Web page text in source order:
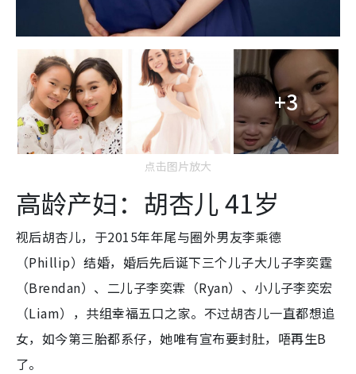
+3
点击图片放大
高龄产妇：胡杏儿 41岁
视后胡杏儿，于2015年年尾与圈外男友李乘德
（Phillip）结婚，婚后先后诞下三个儿子大儿子李奕霆
（Brendan）、二儿子李奕霖（Ryan）、小儿子李奕宏
（Liam），共组幸福五口之家。不过胡杏儿一直都想追
女，如今第三胎都系仔，她唯有宣布要封肚，唔再生B
了。